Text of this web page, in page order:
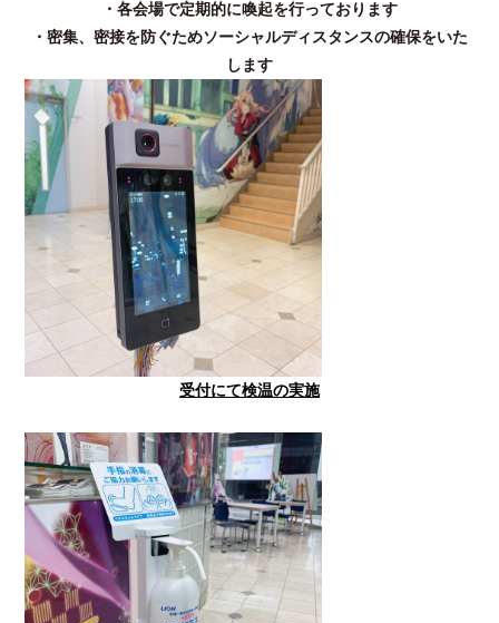
・各会場で定期的に喚起を行っております
・密集、密接を防ぐためソーシャルディスタンスの確保をいた
します
受付にて検温の実施